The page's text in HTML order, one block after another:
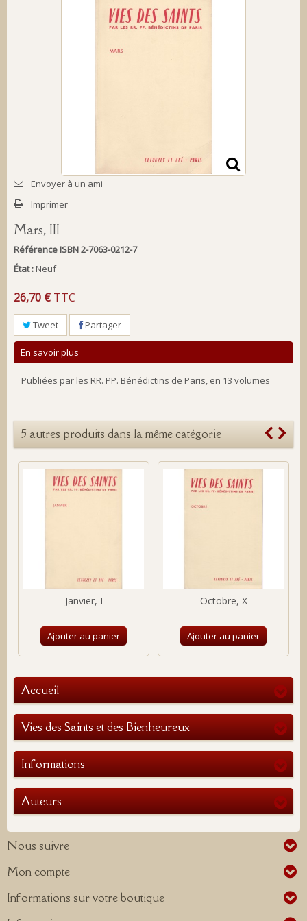
Envoyer à un ami
Imprimer
Mars, III
Référence ISBN 2-7063-0212-7
État : Neuf
26,70 € TTC
Tweet Partager
En savoir plus
Publiées par les RR. PP. Bénédictins de Paris, en 13 volumes
5 autres produits dans la même catégorie
Janvier, I
Ajouter au panier
Octobre, X
Ajouter au panier
Accueil
Vies des Saints et des Bienheureux
Informations
Auteurs
Nous suivre
Mon compte
Informations sur votre boutique